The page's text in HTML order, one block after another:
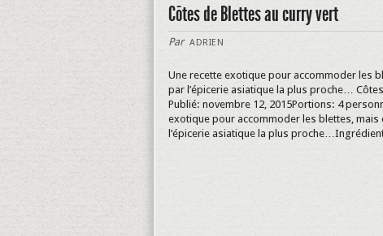
Côtes de Blettes au curry vert
Par ADRIEN
Une recette exotique pour accommoder les
par l’épicerie asiatique la plus proche…
Publié: novembre 12, 2015Portions: 4
exotique pour accommoder les blettes,
l’épicerie asiatique la plus